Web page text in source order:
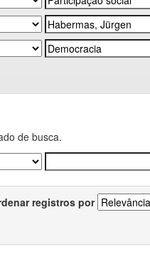
de busca.
registros por